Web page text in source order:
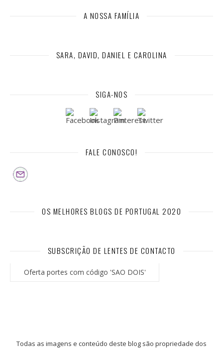
A NOSSA FAMÍLIA
SARA, DAVID, DANIEL E CAROLINA
SIGA-NOS
FALE CONOSCO!
OS MELHORES BLOGS DE PORTUGAL 2020
SUBSCRIÇÃO DE LENTES DE CONTACTO
Oferta portes com código 'SAO DOIS'
Todas as imagens e conteúdo deste blog são propriedade dos